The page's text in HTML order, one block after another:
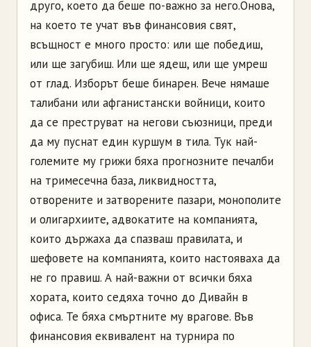
друго, което да бе­ше по-важно за него.Онова,
на което те учат във финансовия свят,
всъщност е много просто: или ще победиш,
или ще загубиш. Или ще ядеш, или ще умреш
от глад. Изборът беше бинарен. Вече нямаше
талибани или афганистански войници, които
да се преструват на негови съюзници, преди
да му пуснат един куршум в тила. Тук най-
големите му грижи бяха прогнозните печалби
на тримесечна база, ликвидността,
отворените и затворените пазари, монополите
и олигархиите, адвокатите на компанията,
които държаха да спазваш правилата, и
шефовете на компанията, които настояваха да
не го правиш. А най-важни от всички бяха
хората, които седяха точно до Дивайн в
офиса. Те бяха смъртните му врагове. Във
финансовия еквивалент на турнира по